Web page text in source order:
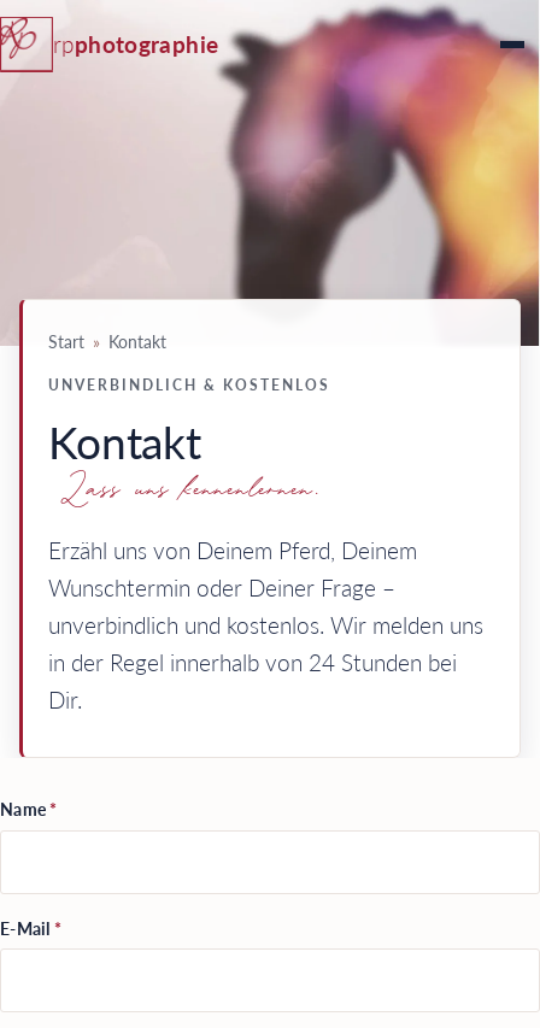
rpphotographie
Start » Kontakt
UNVERBINDLICH & KOSTENLOS
Kontakt
Lass uns kennenlernen.
Erzähl uns von Deinem Pferd, Deinem
Wunschtermin oder Deiner Frage –
unverbindlich und kostenlos. Wir melden uns
in der Regel innerhalb von 24 Stunden bei
Dir.
Name *
E-Mail *